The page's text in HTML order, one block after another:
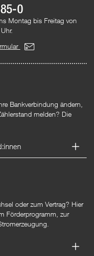
0
Montag bis Freitag von
Bankverbindung ändern,
melden? Die
oder zum Vertrag? Hier
Förderprogramm, zur